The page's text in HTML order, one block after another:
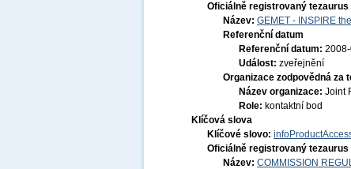
Oficiálně registrovaný tezaurus
Název: GEMET - INSPIRE
Referenční datum
Referenční datum:
Událost: zveřejnění
Organizace zodpovědná za
Název organizace: Joint
Role: kontaktní bod
Klíčová slova
Klíčové slovo:
Oficiálně registrovaný tezaurus
Název: COMMISSION